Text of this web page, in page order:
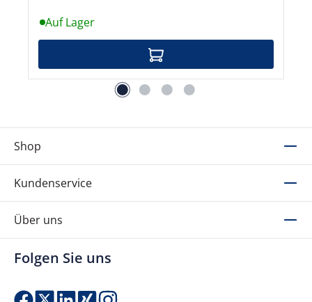
Auf Lager
Shop
Kundenservice
Über uns
Folgen Sie uns